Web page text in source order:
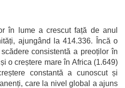
în lume a crescut față de anul
ajungând la 414.336. Încă o
consistentă a preoților în
o creștere mare în Africa (1.649)
constantă a cunoscut și
care la nivel global a ajuns